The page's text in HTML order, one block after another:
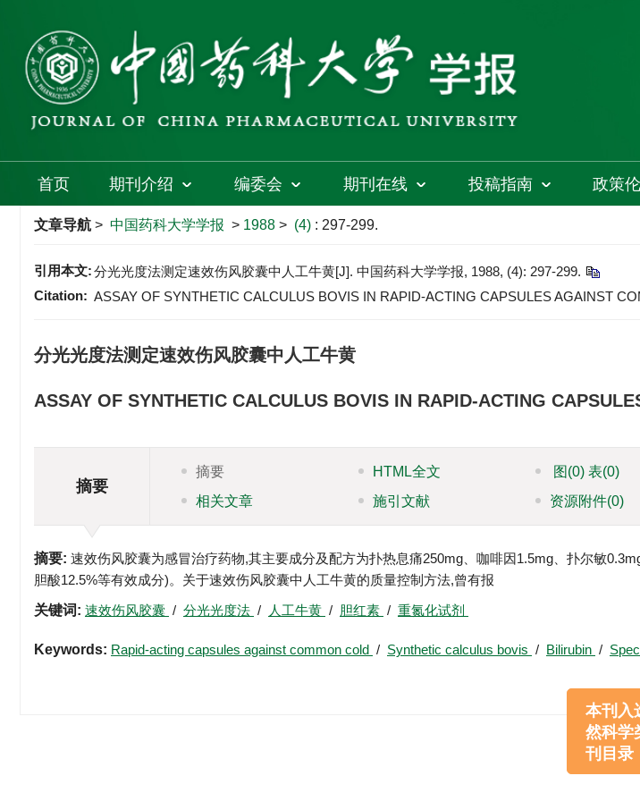
首页 期刊介绍 编委会 期刊在线 投稿指南 政策
文章导航 > 中国药科大学学报 > 1988 > (4) : 297-299.
引用本文:分光光度法测定速效伤风胶囊中人工牛黄[J]. 中国药科大学学报, 1988, (4): 297-299.
Citation: ASSAY OF SYNTHETIC CALCULUS BOVIS IN RAPID-ACTING CAPSULES AGAINST
分光光度法测定速效伤风胶囊中人工牛黄
ASSAY OF SYNTHETIC CALCULUS BOVIS IN RAPID-ACTING
摘要
摘要 HTML全文 图 (0)表(0)
相关文章
施引文献 资源附件(0)
摘要: 速效伤风胶囊为感冒治疗药物,其主要成分及配方为扑热息痛250mg、咖啡因1.5mg、扑尔敏
胆酸12.5%等有效成分)。关于速效伤风胶囊中人工牛黄的质量控制方法,曾有报
关键词: 速效伤风胶囊 / 分光光度法 / 人工牛黄 / 胆红素 / 重氮化试剂
Keywords: Rapid-acting capsules against common cold / Synthetic calculus bovis / Bilirubin /
本
然
刊目